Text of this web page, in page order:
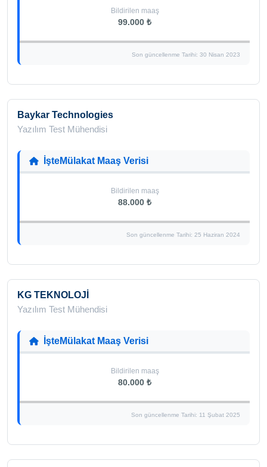
Bildirilen maaş
99.000 ₺
Son güncellenme Tarihi: 30 Nisan 2023
Baykar Technologies
Yazılım Test Mühendisi
İşteMülakat Maaş Verisi
Bildirilen maaş
88.000 ₺
Son güncellenme Tarihi: 25 Haziran 2024
KG TEKNOLOJİ
Yazılım Test Mühendisi
İşteMülakat Maaş Verisi
Bildirilen maaş
80.000 ₺
Son güncellenme Tarihi: 11 Şubat 2025